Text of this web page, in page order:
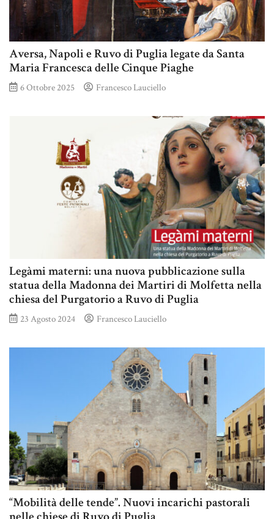
Aversa, Napoli e Ruvo di Puglia legate da Santa
Maria Francesca delle Cinque Piaghe
6 Ottobre 2025 Francesco Lauciello
Legàmi materni: una nuova pubblicazione sulla
statua della Madonna dei Martiri di Molfetta nella
chiesa del Purgatorio a Ruvo di Puglia
23 Agosto 2024 Francesco Lauciello
“Mobilità delle tende”. Nuovi incarichi pastorali